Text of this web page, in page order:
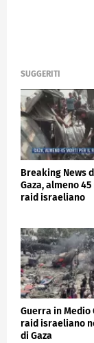
israeliano a
questi
viviamo nelle
macerie".
CRONACA
SUGGERITI
Breaking News
Gaza, almeno
raid israeliano
Guerra in Medio
raid israeliano
di Gaza